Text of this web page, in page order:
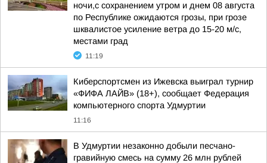
ночи,с сохранением утром и днем 08 августа
по Республике ожидаются грозы, при грозе
шквалистое усиление ветра до 15-20 м/с,
местами град
11:19
Киберспортсмен из Ижевска выиграл турнир
«ФИФА ЛАЙВ» (18+), сообщает Федерация
компьютерного спорта Удмуртии
11:16
В Удмуртии незаконно добыли песчано-
гравийную смесь на сумму 26 млн рублей